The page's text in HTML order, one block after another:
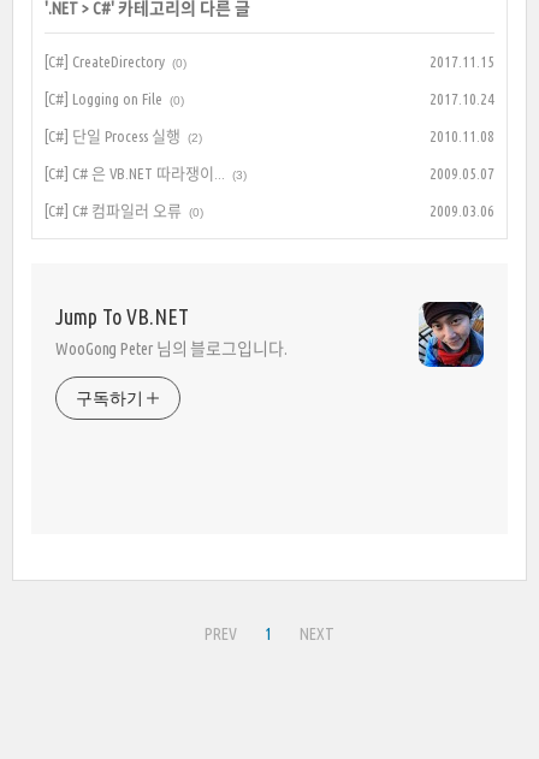
'.NET>C#' 카테고리의 다른 글
[C#] CreateDirectory (0) 2017.11.15
[C#] Logging on File (0) 2017.10.24
[C#] 단일 Process 실행 (2) 2010.11.08
[C#] C# 은 VB.NET 따라쟁이... (3) 2009.05.07
[C#] C# 컴파일러 오류 (0) 2009.03.06
Jump To VB.NET
WooGong Peter 님의 블로그입니다.
구독하기
PREV 1 NEXT